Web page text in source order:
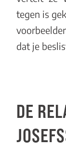
tegen is
dat je
DE